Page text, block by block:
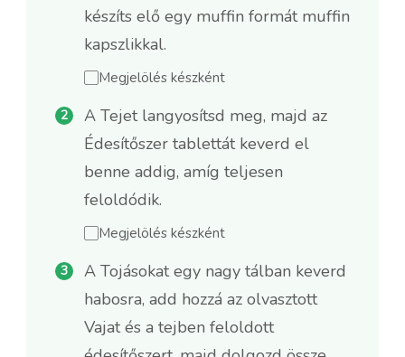
készíts elő egy muffin formát muffin
kapszlikkal.
Megjelölés készként
A Tejet langyosítsd meg, majd az
Édesítőszer tablettát keverd el
benne addig, amíg teljesen
feloldódik.
Megjelölés készként
A Tojásokat egy nagy tálban keverd
habosra, add hozzá az olvasztott
Vajat és a tejben feloldott